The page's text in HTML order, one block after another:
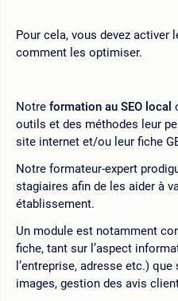
Pour cela, vous devez activer
comment les optimiser.
Notre formation au SEO local
outils et des méthodes leur
site internet et/ou leur fiche
Notre formateur-expert
stagiaires afin de les aider à
établissement.
Un module est notamment
fiche, tant sur l’aspect
l’entreprise, adresse etc.)
images, gestion des avis